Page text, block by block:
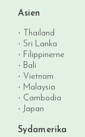
Asien
Thailand
Sri Lanka
Filippinerne
Bali
Vietnam
Malaysia
Cambodia
Japan
Sydamerika